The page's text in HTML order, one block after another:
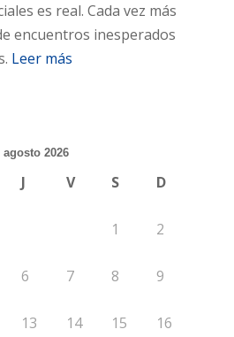
es real. Cada vez más
encuentros inesperados
Leer más
agosto 2026
J V S D
1 2
6 7 8 9
13 14 15 16